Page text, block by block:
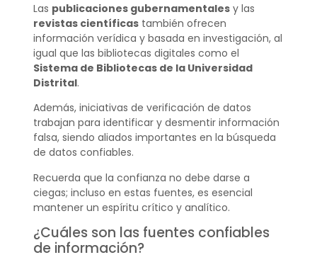
Las publicaciones gubernamentalesy las
revistas científicastambién ofrecen
información verídica y basada en investigación, al
igual que las bibliotecas digitales como el
Sistema de Bibliotecas de la Universidad
Distrital.
Además, iniciativas de verificación de datos
trabajan para identificar y desmentir información
falsa, siendo aliados importantes en la búsqueda
de datos confiables.
Recuerda que la confianza no debe darse a
ciegas; incluso en estas fuentes, es esencial
mantener un espíritu crítico y analítico.
¿Cuáles son las fuentes confiables
de información?